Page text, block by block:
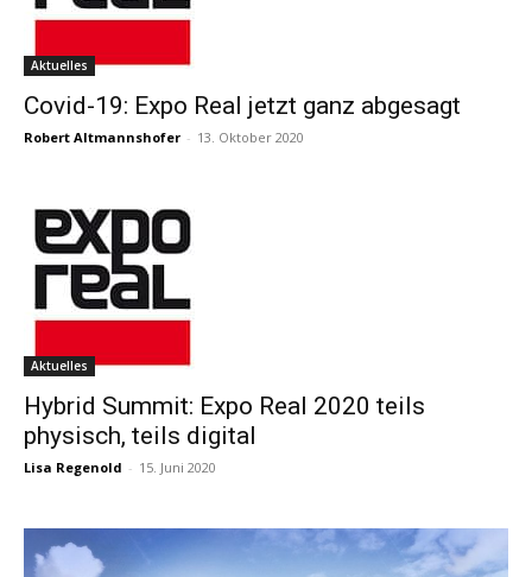
Aktuelles
Covid-19: Expo Real jetzt ganz abgesagt
Robert Altmannshofer - 13. Oktober 2020
Aktuelles
Hybrid Summit: Expo Real 2020 teils
physisch, teils digital
Lisa Regenold - 15. Juni 2020